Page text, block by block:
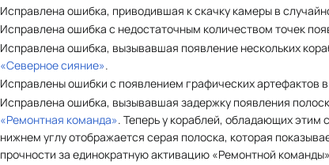
Исправлена ошибка, приводившая к скачку камеры в
Исправлена ошибка с недостаточным количеством точек
Исправлена ошибка, вызывавшая появление нескольких
«Северное сияние».
Исправлены ошибки с появлением графических артефактов
Исправлена ошибка, вызывавшая задержку появления
«Ремонтная команда». Теперь у кораблей, обладающих этим
нижнем углу отображается серая полоска, которая
прочности за единократную активацию «Ремонтной